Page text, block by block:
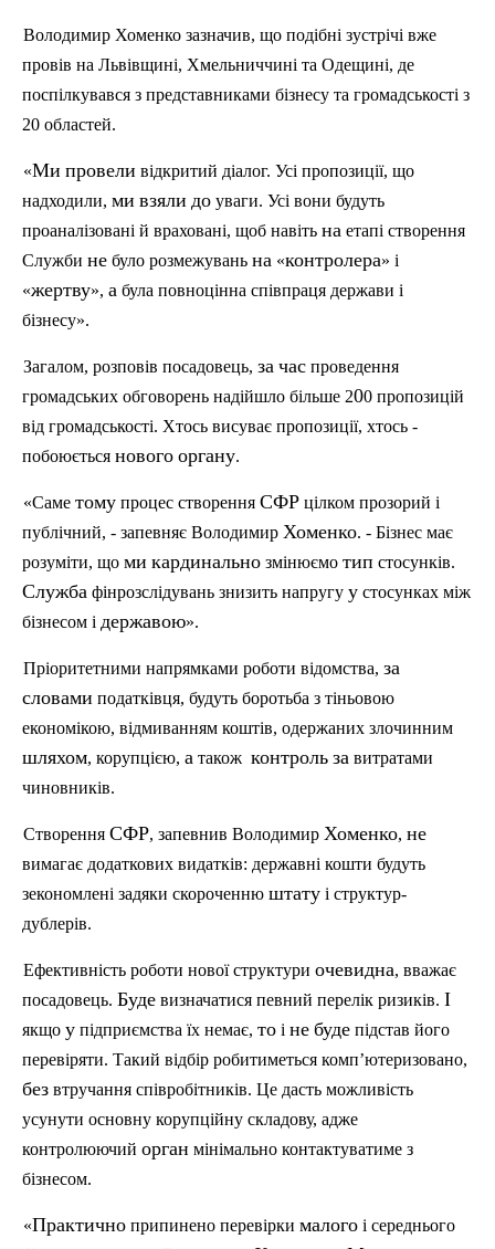
Володимир Хоменко зазначив, що подібні зустрічі вже
провів на Львівщині, Хмельниччині та Одещині, де
поспілкувався з представниками бізнесу та громадськості з
20 областей.
«Ми провели відкритий діалог. Усі пропозиції, що
надходили, ми взяли до уваги. Усі вони будуть
проаналізовані й враховані, щоб навіть на етапі створення
Служби не було розмежувань на «контролера» і
«жертву», а була повноцінна співпраця держави і
бізнесу».
Загалом, розповів посадовець, за час проведення
громадських обговорень надійшло більше 200 пропозицій
від громадськості. Хтось висуває пропозиції, хтось -
побоюється нового органу.
«Саме тому процес створення СФР цілком прозорий і
публічний, - запевняє Володимир Хоменко. - Бізнес має
розуміти, що ми кардинально змінюємо тип стосунків.
Служба фінрозслідувань знизить напругу у стосунках між
бізнесом і державою».
Пріоритетними напрямками роботи відомства, за
словами податківця, будуть боротьба з тіньовою
економікою, відмиванням коштів, одержаних злочинним
шляхом, корупцією, а також контроль за витратами
чиновників.
Створення СФР, запевнив Володимир Хоменко, не
вимагає додаткових видатків: державні кошти будуть
зекономлені задяки скороченню штату і структур-
дублерів.
Ефективність роботи нової структури очевидна, вважає
посадовець. Буде визначатися певний перелік ризиків. І
якщо у підприємства їх немає, то і не буде підстав його
перевіряти. Такий відбір робитиметься комп’ютеризовано,
без втручання співробітників. Це дасть можливість
усунути основну корупційну складову, адже
контролюючий орган мінімально контактуватиме з
бізнесом.
«Практично припинено перевірки малого і середнього